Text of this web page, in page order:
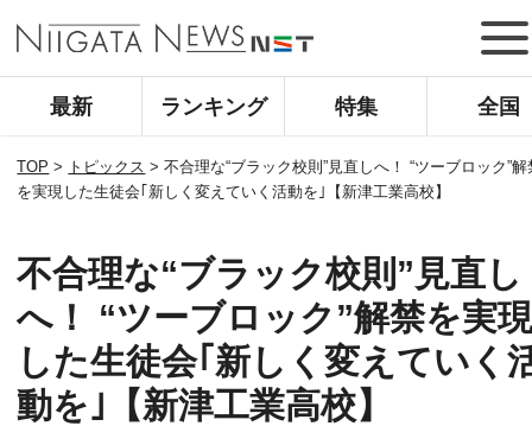
最新 ランキング 特集 全国
TOP > トピックス >不合理な“ブラック校則”見直しへ！ “ツーブロック”解
を実現した生徒会｢新しく変えていく活動を｣【新津工業高校】
不合理な“ブラック校則”見直し
へ！ “ツーブロック”解禁を実
した生徒会｢新しく変えていく
動を｣【新津工業高校】